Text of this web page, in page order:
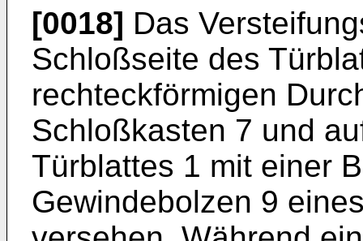
[0018] Das
Schloßseite des
rechteckförmigen
Schloßkasten 7 und
Türblattes 1 mit einer
Gewindebolzen 9